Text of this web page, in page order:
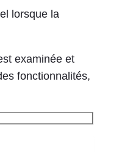
Greek
lorsque la
examinée et
fonctionnalités,